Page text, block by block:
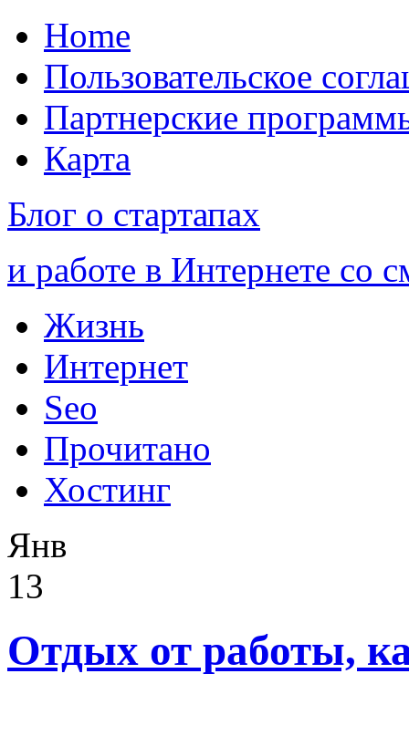
Home
Пользовательское
Партнерские
Карта
Блог о стартапах
и работе в Интернете со
Жизнь
Интернет
Seo
Прочитано
Хостинг
Янв
13
Отдых от работы,